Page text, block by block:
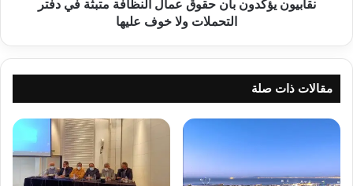
نقابيون يؤكدون بأن حقوق عمال النظافة متبثة في دفتر
التحملات ولا خوف عليها
مقالات ذات صلة